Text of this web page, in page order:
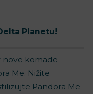
Planetu!
nove komade
Me. Nižite
Pandora Me